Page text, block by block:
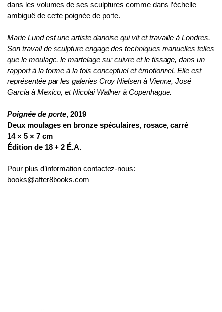
dans les volumes de ses sculptures comme dans l’échelle
ambiguë de cette poignée de porte.
Marie Lund est une artiste danoise qui vit et travaille à Londres.
Son travail de sculpture engage des techniques manuelles telles
que le moulage, le martelage sur cuivre et le tissage, dans un
rapport à la forme à la fois conceptuel et émotionnel. Elle est
représentée par les galeries Croy Nielsen à Vienne, José
Garcia à Mexico, et Nicolai Wallner à Copenhague.
Poignée de porte, 2019
Deux moulages en bronze spéculaires, rosace, carré
14 × 5 × 7 cm
Édition de 18 + 2 É.A.
Pour plus d’information contactez-nous:
books@after8books.com